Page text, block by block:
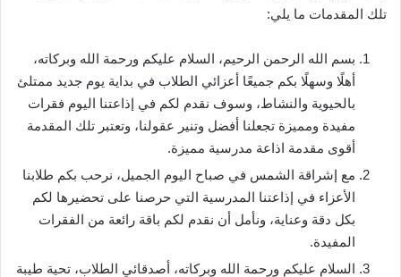
تلك المقدمات ما يلي:
بسم الله الرحمن الرحيم، السلام عليكم ورحمة الله وبركاته،
أهلًا وسهلًا بكم جميعًا أعزائي الطلاب في بداية يوم جديد ممتلئ
بالحيوية والنشاط، وسوف نقدم لكم في إذاعتنا اليوم فقرات
مفيدة ومميزة تجعلنا أفضل وتنير عقولنا، وتعتبر تلك المقدمة
أقوى مقدمة اذاعة مدرسية مميزة.
مع إشراقة الشمس في صباح اليوم الجميل، نرحب بكم طلابنا
الأعزاء في إذاعتنا المدرسية التي حرصنا على تحضيرها لكم
بكل دقة وعناية، ونأمل أن نقدم لكم باقة رائعة من الفقرات
المفيدة.
السلام عليكم ورحمة الله وبركاته، أصدقائي الطلاب، تحية طيبة